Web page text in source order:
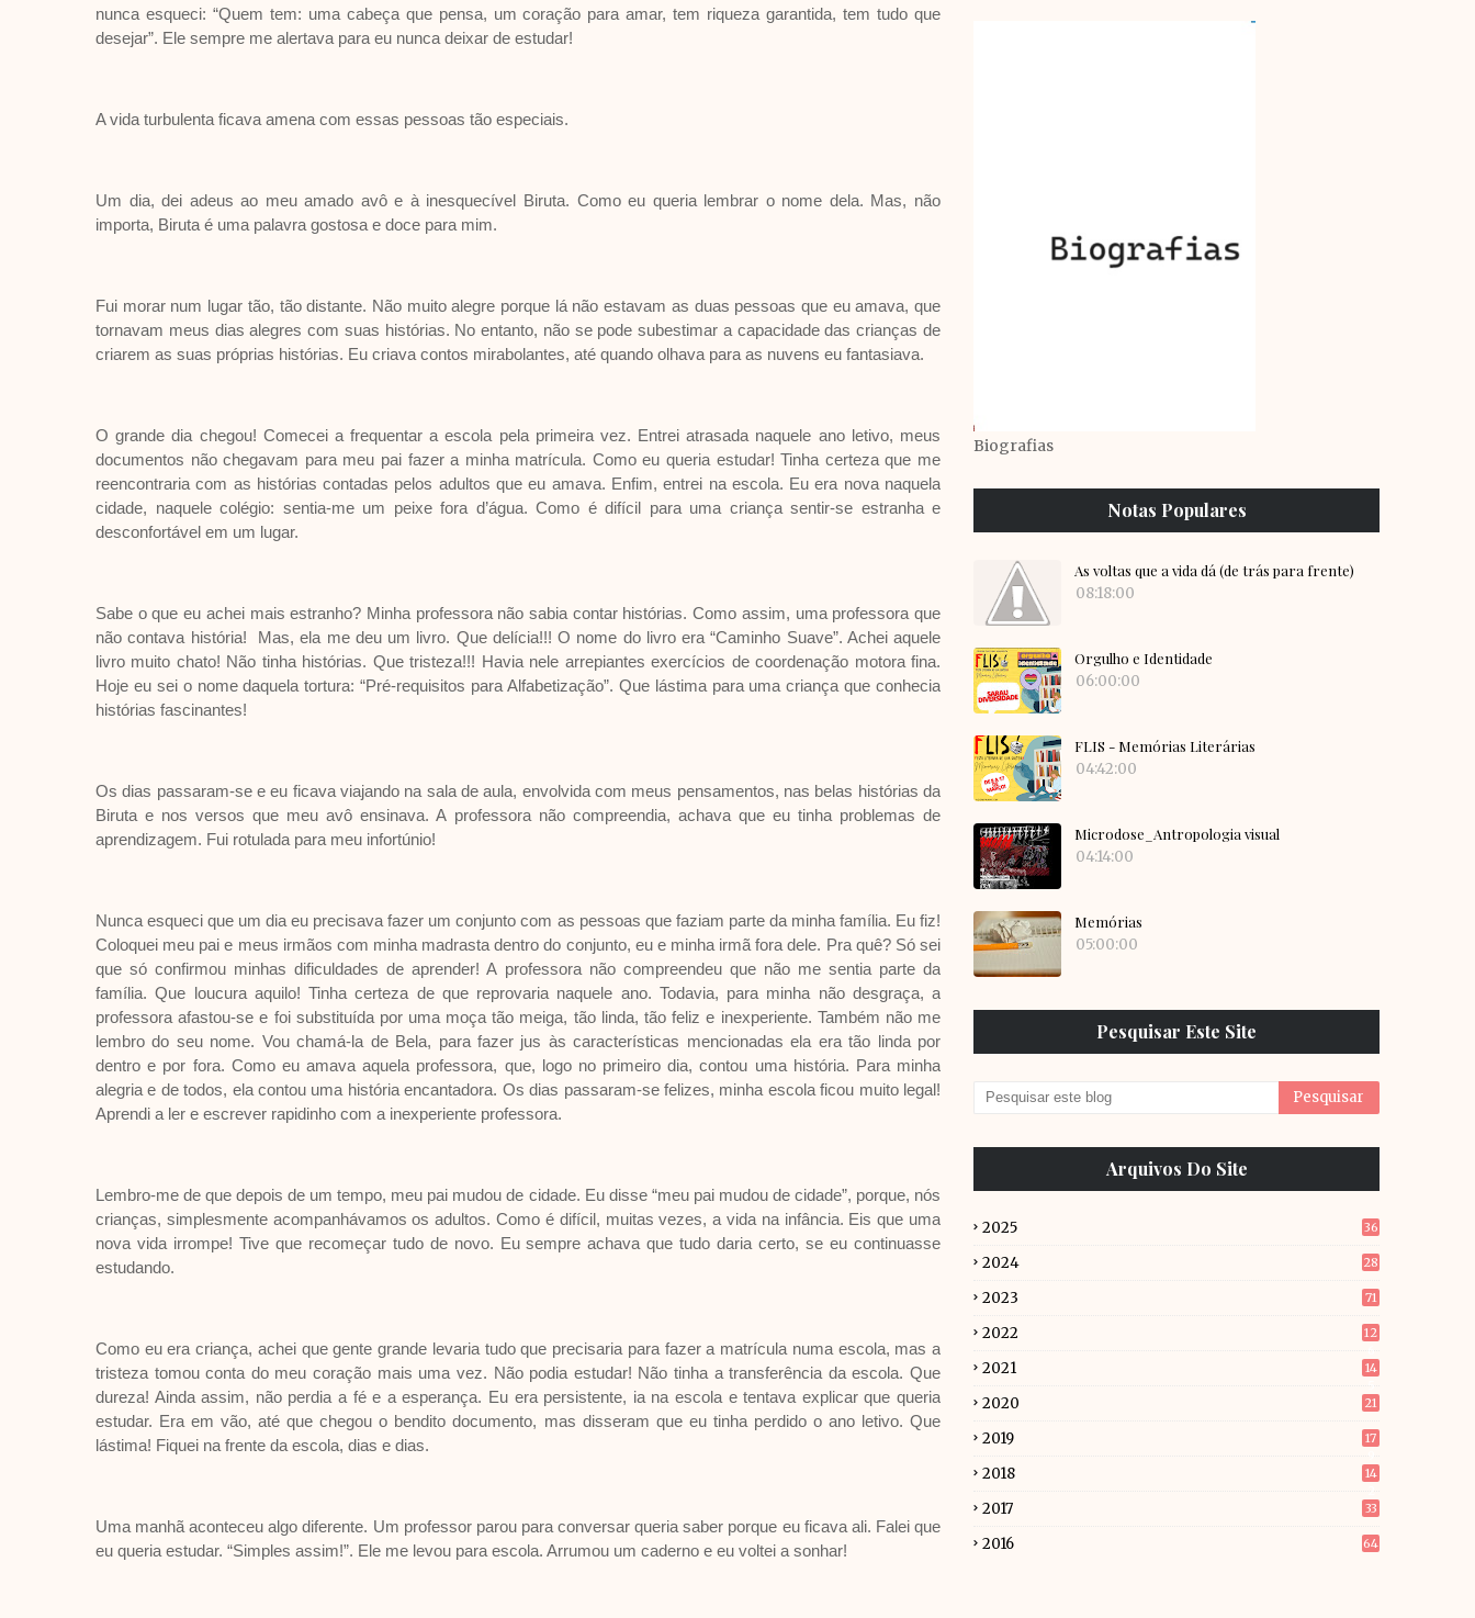
nunca esqueci: “Quem tem: uma cabeça que pensa, um coração para amar, tem riqueza garantida, tem tudo que
desejar”. Ele sempre me alertava para eu nunca deixar de estudar!
A vida turbulenta ficava amena com essas pessoas tão especiais.
Um dia, dei adeus ao meu amado avô e à inesquecível Biruta. Como eu queria lembrar o nome dela. Mas, não
importa, Biruta é uma palavra gostosa e doce para mim.
Fui morar num lugar tão, tão distante. Não muito alegre porque lá não estavam as duas pessoas que eu amava, que
tornavam meus dias alegres com suas histórias. No entanto, não se pode subestimar a capacidade das crianças de
criarem as suas próprias histórias. Eu criava contos mirabolantes, até quando olhava para as nuvens eu fantasiava.
O grande dia chegou! Comecei a frequentar a escola pela primeira vez. Entrei atrasada naquele ano letivo, meus
documentos não chegavam para meu pai fazer a minha matrícula. Como eu queria estudar! Tinha certeza que me
reencontraria com as histórias contadas pelos adultos que eu amava. Enfim, entrei na escola. Eu era nova naquela
cidade, naquele colégio: sentia-me um peixe fora d’água. Como é difícil para uma criança sentir-se estranha e
desconfortável em um lugar.
Sabe o que eu achei mais estranho? Minha professora não sabia contar histórias. Como assim, uma professora que
não contava história! Mas, ela me deu um livro. Que delícia!!! O nome do livro era “Caminho Suave”. Achei aquele
livro muito chato! Não tinha histórias. Que tristeza!!! Havia nele arrepiantes exercícios de coordenação motora fina.
Hoje eu sei o nome daquela tortura: “Pré-requisitos para Alfabetização”. Que lástima para uma criança que conhecia
histórias fascinantes!
Os dias passaram-se e eu ficava viajando na sala de aula, envolvida com meus pensamentos, nas belas histórias da
Biruta e nos versos que meu avô ensinava. A professora não compreendia, achava que eu tinha problemas de
aprendizagem. Fui rotulada para meu infortúnio!
Nunca esqueci que um dia eu precisava fazer um conjunto com as pessoas que faziam parte da minha família. Eu fiz!
Coloquei meu pai e meus irmãos com minha madrasta dentro do conjunto, eu e minha irmã fora dele. Pra quê? Só sei
que só confirmou minhas dificuldades de aprender! A professora não compreendeu que não me sentia parte da
família. Que loucura aquilo! Tinha certeza de que reprovaria naquele ano. Todavia, para minha não desgraça, a
professora afastou-se e foi substituída por uma moça tão meiga, tão linda, tão feliz e inexperiente. Também não me
lembro do seu nome. Vou chamá-la de Bela, para fazer jus às características mencionadas ela era tão linda por
dentro e por fora. Como eu amava aquela professora, que, logo no primeiro dia, contou uma história. Para minha
alegria e de todos, ela contou uma história encantadora. Os dias passaram-se felizes, minha escola ficou muito legal!
Aprendi a ler e escrever rapidinho com a inexperiente professora.
Lembro-me de que depois de um tempo, meu pai mudou de cidade. Eu disse “meu pai mudou de cidade”, porque, nós
crianças, simplesmente acompanhávamos os adultos. Como é difícil, muitas vezes, a vida na infância. Eis que uma
nova vida irrompe! Tive que recomeçar tudo de novo. Eu sempre achava que tudo daria certo, se eu continuasse
estudando.
Como eu era criança, achei que gente grande levaria tudo que precisaria para fazer a matrícula numa escola, mas a
tristeza tomou conta do meu coração mais uma vez. Não podia estudar! Não tinha a transferência da escola. Que
dureza! Ainda assim, não perdia a fé e a esperança. Eu era persistente, ia na escola e tentava explicar que queria
estudar. Era em vão, até que chegou o bendito documento, mas disseram que eu tinha perdido o ano letivo. Que
lástima! Fiquei na frente da escola, dias e dias.
Uma manhã aconteceu algo diferente. Um professor parou para conversar queria saber porque eu ficava ali. Falei que
eu queria estudar. “Simples assim!”. Ele me levou para escola. Arrumou um caderno e eu voltei a sonhar!
Biografias
Notas Populares
As voltas que a vida dá (de trás para frente)
08:18:00
Orgulho e Identidade
06:00:00
FLIS - Memórias Literárias
04:42:00
Microdose_Antropologia visual
04:14:00
Memórias
05:00:00
Pesquisar Este Site
Arquivos Do Site
2025 36
2024 28
2023 71
2022
12
2021
14
2020 21
2019
17
2018
14
2017 33
2016 64